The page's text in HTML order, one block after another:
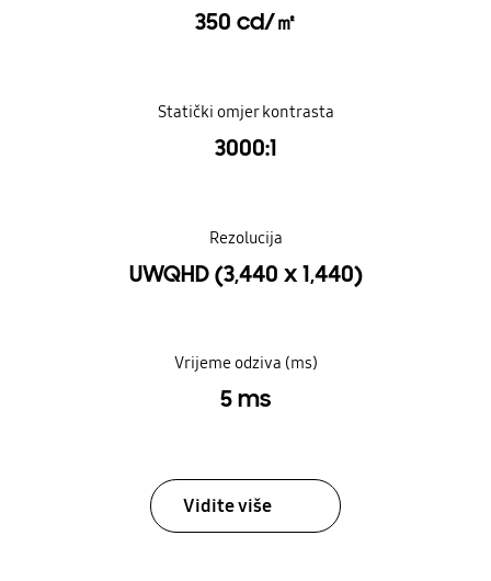
350 cd/㎡
Statički omjer kontrasta
3000:1
Rezolucija
UWQHD (3,440 x 1,440)
Vrijeme odziva (ms)
5 ms
Vidite više